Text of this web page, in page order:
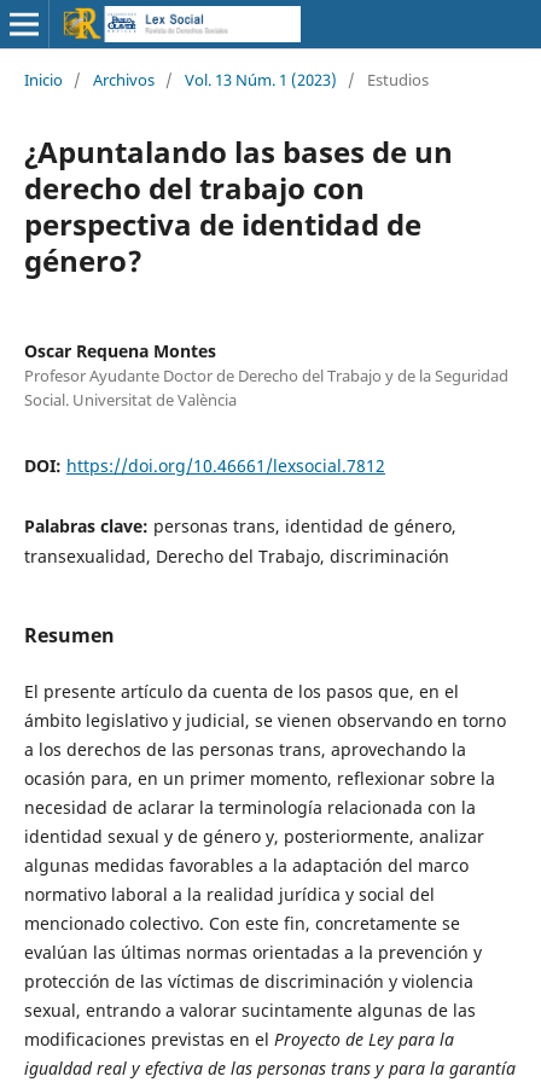
Inicio / Archivos / Vol. 13 Núm. 1 (2023) / Estudios
¿Apuntalando las bases de un
derecho del trabajo con
perspectiva de identidad de
género?
Oscar Requena Montes
Profesor Ayudante Doctor de Derecho del Trabajo y de la Seguridad
Social. Universitat de València
DOI: https://doi.org/10.46661/lexsocial.7812
Palabras clave: personas trans, identidad de género,
transexualidad, Derecho del Trabajo, discriminación
Resumen
El presente artículo da cuenta de los pasos que, en el
ámbito legislativo y judicial, se vienen observando en torno
a los derechos de las personas trans, aprovechando la
ocasión para, en un primer momento, reflexionar sobre la
necesidad de aclarar la terminología relacionada con la
identidad sexual y de género y, posteriormente, analizar
algunas medidas favorables a la adaptación del marco
normativo laboral a la realidad jurídica y social del
mencionado colectivo. Con este fin, concretamente se
evalúan las últimas normas orientadas a la prevención y
protección de las víctimas de discriminación y violencia
sexual, entrando a valorar sucintamente algunas de las
modificaciones previstas en el Proyecto de Ley para la
igualdad real y efectiva de las personas trans y para la garantía